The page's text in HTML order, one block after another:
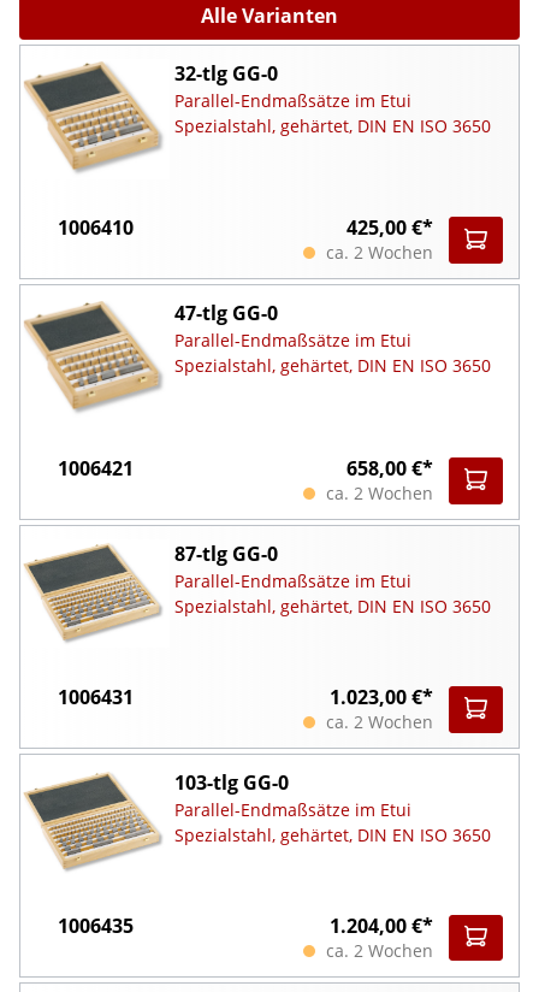
Alle Varianten
32-tlg GG-0
Parallel-Endmaßsätze im Etui
Spezialstahl, gehärtet, DIN EN ISO 3650
1006410 425,00 €*
ca. 2 Wochen
47-tlg GG-0
Parallel-Endmaßsätze im Etui
Spezialstahl, gehärtet, DIN EN ISO 3650
1006421 658,00 €*
ca. 2 Wochen
87-tlg GG-0
Parallel-Endmaßsätze im Etui
Spezialstahl, gehärtet, DIN EN ISO 3650
1006431 1.023,00 €*
ca. 2 Wochen
103-tlg GG-0
Parallel-Endmaßsätze im Etui
Spezialstahl, gehärtet, DIN EN ISO 3650
1006435 1.204,00 €*
ca. 2 Wochen